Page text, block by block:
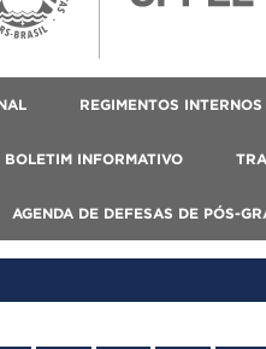
REGIMENTOS
BOLETIM INFORMATIVO
AGENDA DE DEFESAS DE PÓS-